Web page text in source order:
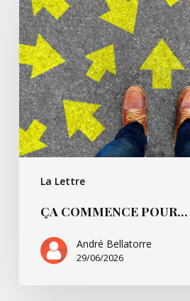
La Lettre
pour…
André
B.
ÇA COMMENCE POUR…
André Bellatorre
29/06/2026